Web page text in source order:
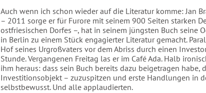
Auch wenn ich schon wieder auf die Literatur komme: Jan
– 2011 sorge er für Furore mit seinem 900 Seiten starken
ostfriesischen Dorfes –, hat in seinem jüngsten Buch seine
in Berlin zu einem Stück engagierter Literatur gemacht.
Hof seines Urgroßvaters vor dem Abriss durch einen
Stunde. Vergangenen Freitag las er im Café Ada. Halb
ihm heraus: dass sein Buch bereits dazu beigetragen habe,
Investitionsobjekt – zuzuspitzen und erste Handlungen in
selbstbewusst. Und alle applaudierten.